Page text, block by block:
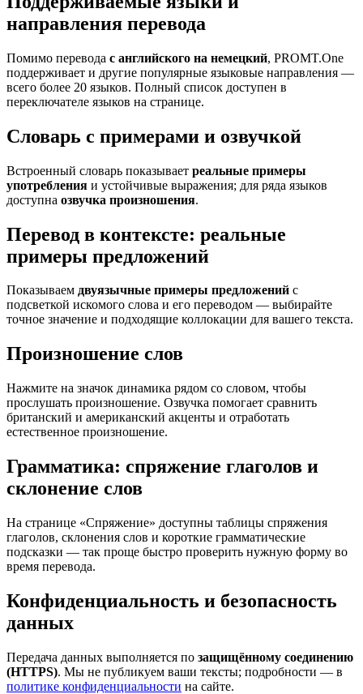
направления перевода
Помимо перевода с английского на немецкий, PROMT.One
поддерживает и другие популярные языковые направления —
всего более 20 языков. Полный список доступен в
переключателе языков на странице.
Словарь с примерами и озвучкой
Встроенный словарь показывает реальные примеры
употребления и устойчивые выражения; для ряда языков
доступна озвучка произношения.
Перевод в контексте: реальные
примеры предложений
Показываем двуязычные примеры предложений с
подсветкой искомого слова и его переводом — выбирайте
точное значение и подходящие коллокации для вашего текста.
Произношение слов
Нажмите на значок динамика рядом со словом, чтобы
прослушать произношение. Озвучка помогает сравнить
британский и американский акценты и отработать
естественное произношение.
Грамматика: спряжение глаголов и
склонение слов
На странице «Спряжение» доступны таблицы спряжения
глаголов, склонения слов и короткие грамматические
подсказки — так проще быстро проверить нужную форму во
время перевода.
Конфиденциальность и безопасность
данных
Передача данных выполняется по защищённому соединению
(HTTPS). Мы не публикуем ваши тексты; подробности — в
политике конфиденциальности на сайте.